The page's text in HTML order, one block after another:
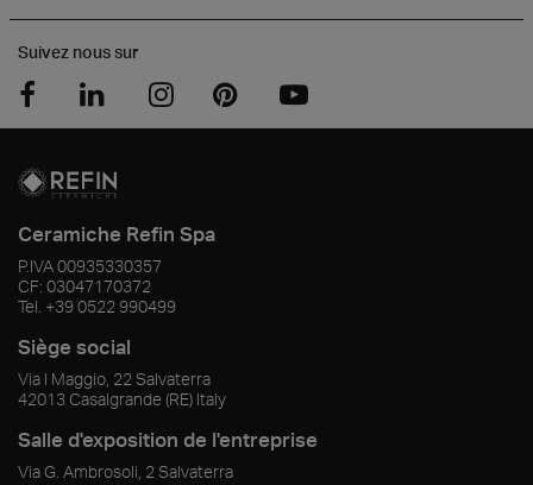
Suivez nous sur
Ceramiche Refin Spa
P.IVA00935330357
CF: 03047170372
Tel. +39 0522 990499
Siège social
Via I Maggio, 22 Salvaterra
42013 Casalgrande (RE) Italy
Salle d'exposition de l'entreprise
Via G. Ambrosoli, 2 Salvaterra